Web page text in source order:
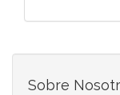
Sobre